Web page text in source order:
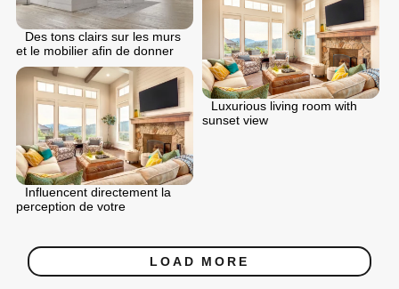
Des tons clairs sur les murs
et le mobilier afin de donner
Luxurious living room with
sunset view
Influencent directement la
perception de votre
LOAD MORE